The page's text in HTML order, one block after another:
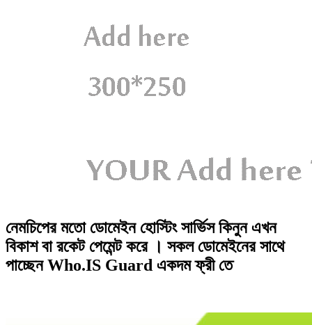
নেমচিপের মতো ডোমেইন হোস্টিং সার্ভিস কিনুন এখন
বিকাশ বা রকেট পেমেন্ট করে । সকল ডোমেইনের সাথে
পাচ্ছেন Who.IS Guard একদম ফ্রী তে